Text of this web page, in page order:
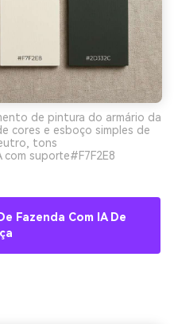
de pintura do armário da
cores e esboço simples de
tons
suporte#F7F2E8
Fazenda Com IA De